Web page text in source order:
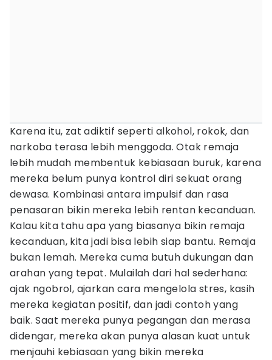
Karena itu, zat adiktif seperti alkohol, rokok, dan
narkoba terasa lebih menggoda. Otak remaja
lebih mudah membentuk kebiasaan buruk, karena
mereka belum punya kontrol diri sekuat orang
dewasa. Kombinasi antara impulsif dan rasa
penasaran bikin mereka lebih rentan kecanduan.
Kalau kita tahu apa yang biasanya bikin remaja
kecanduan, kita jadi bisa lebih siap bantu. Remaja
bukan lemah. Mereka cuma butuh dukungan dan
arahan yang tepat. Mulailah dari hal sederhana:
ajak ngobrol, ajarkan cara mengelola stres, kasih
mereka kegiatan positif, dan jadi contoh yang
baik. Saat mereka punya pegangan dan merasa
didengar, mereka akan punya alasan kuat untuk
menjauhi kebiasaan yang bikin mereka